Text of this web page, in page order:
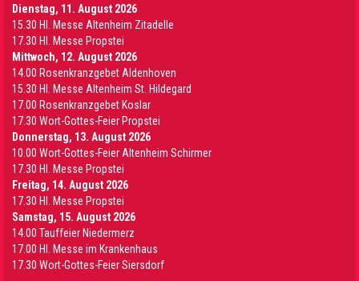
Dienstag, 11. August 2026
15.30 Hl. Messe Altenheim Zitadelle
17.30 Hl. Messe Propstei
Mittwoch, 12. August 2026
14.00 Rosenkranzgebet Aldenhoven
15.30 Hl. Messe Altenheim St. Hildegard
17.00 Rosenkranzgebet Koslar
17.30 Wort-Gottes-Feier Propstei
Donnerstag, 13. August 2026
10.00 Wort-Gottes-Feier Altenheim Schirmer
17.30 Hl. Messe Propstei
Freitag, 14. August 2026
17.30 Hl. Messe Propstei
Samstag, 15. August 2026
14.00 Tauffeier Niedermerz
17.00 Hl. Messe im Krankenhaus
17.30 Wort-Gottes-Feier Siersdorf